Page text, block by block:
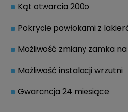
Kąt otwarcia 200o
Pokrycie powłokami z
Możliwość zmiany zamka
Możliwość instalacji wrzutni
Gwarancja 24 miesiące